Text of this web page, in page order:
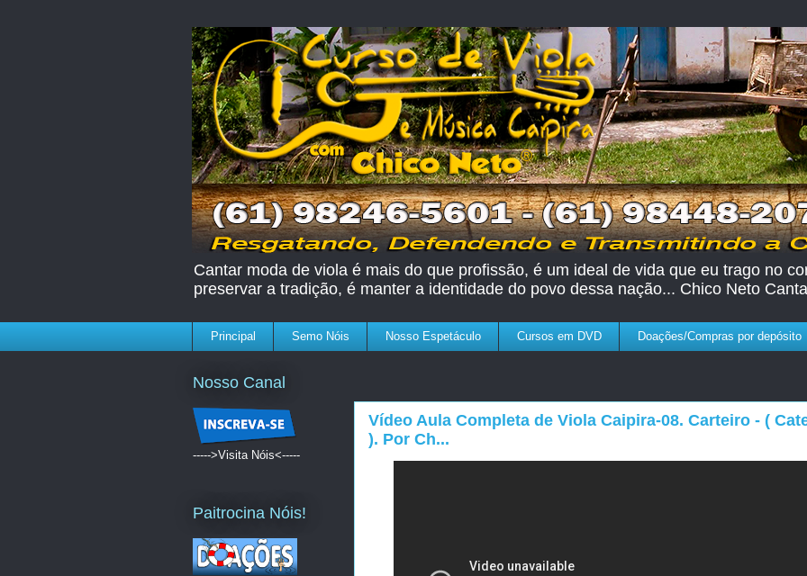
Cantar moda de viola é mais do que profissão, é um ideal de vida que eu trago no
preservar a tradição, é manter a identidade do povo dessa nação... Chico Neto
Principal Semo Nóis Nosso Espetáculo Cursos em DVD Doações/Compras por depósito
Vídeo Aula Completa de Viola Caipira-08. Carteiro - (
). Por Ch...
Nosso Canal
----->Visita Nóis<-----
Paitrocina Nóis!